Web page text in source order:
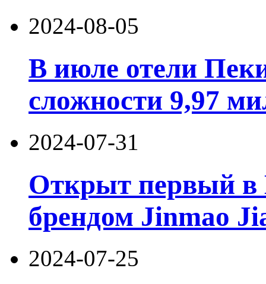
2024-08-05
В июле отели
сложности 9,97
2024-07-31
Открыт первый в
брендом Jinmao
2024-07-25